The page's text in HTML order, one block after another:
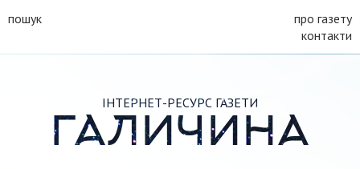
пошук
про газету
контакти
ІНТЕРНЕТ-РЕСУРС ГАЗЕТИ
ГАЛИЧИНА